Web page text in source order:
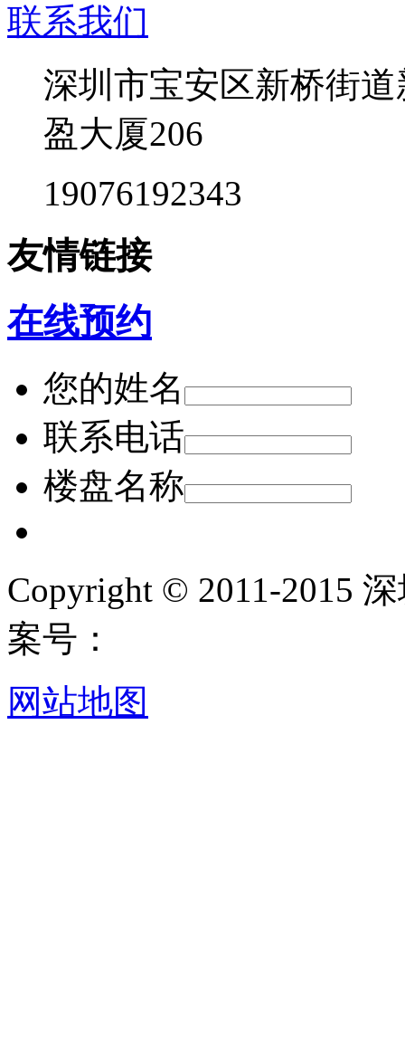
联系我们
深圳市宝安区新桥街
盈大厦206
19076192343
友情链接
在线预约
您的姓名
联系电话
楼盘名称
Copyright © 2011-2015
案号：
网站地图